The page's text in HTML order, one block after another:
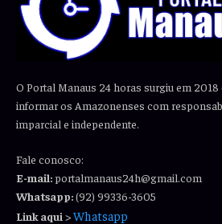
O Portal Manaus 24 horas surgiu em
informar os Amazonenses com
imparcial e independente.
Fale conosco:
E-mail:portalmanaus24h@gmail.com
Whatsapp:(92) 99336-3605
Link aqui >Whatsapp